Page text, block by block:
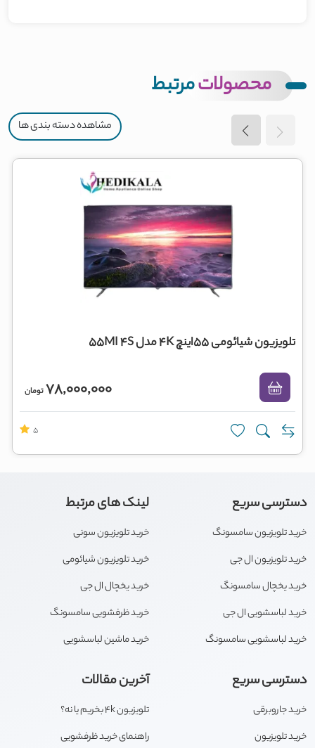
محصولاتمرتبط
مشاهده دسته بندی ها
تلویزیون شیائومی 55اینچ 4K مدل 55MI 4S
78,000,000 تومان
5
دسترسی سریع
خرید تلویزیون سامسونگ
خرید تلویزیون ال جی
خرید یخچال سامسونگ
خرید لباسشویی ال جی
خرید لباسشویی سامسونگ
لینک های مرتبط
خرید تلویزیون سونی
خرید تلویزیون شیائومی
خرید یخچال ال جی
خرید ظرفشویی سامسونگ
خرید ماشین لباسشویی
دسترسی سریع
خرید جاروبرقی
خرید تلویزیون
آخرین مقالات
تلویزیون 4k بخریم یا نه؟
راهنمای خرید ظرفشویی